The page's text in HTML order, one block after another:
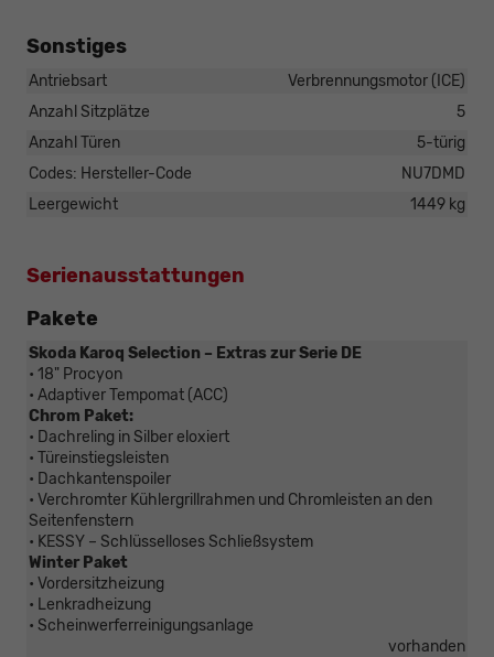
Sonstiges
Antriebsart
Verbrennungsmotor (ICE)
Anzahl Sitzplätze
5
Anzahl Türen
5-türig
Codes: Hersteller-Code
NU7DMD
Leergewicht
1449 kg
Serienausstattungen
Pakete
Skoda Karoq Selection – Extras zur Serie DE
• 18" Procyon
• Adaptiver Tempomat (ACC)
Chrom Paket:
• Dachreling in Silber eloxiert
• Türeinstiegsleisten
• Dachkantenspoiler
• Verchromter Kühlergrillrahmen und Chromleisten an den
Seitenfenstern
• KESSY – Schlüsselloses Schließsystem
Winter Paket
• Vordersitzheizung
• Lenkradheizung
• Scheinwerferreinigungsanlage
vorhanden